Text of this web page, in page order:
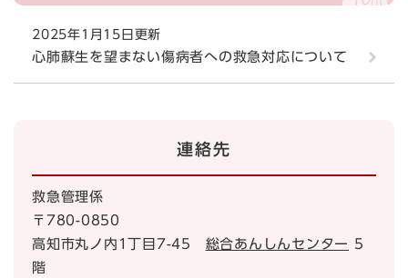
2025年1月15日更新
心肺蘇生を望まない傷病者への救急対応について
連絡先
救急管理係
〒780-0850
高知市丸ノ内1丁目7-45 総合あんしんセンター 5
階